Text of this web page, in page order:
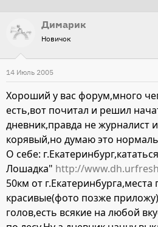
о
т
е
ы
а
н
а
л
а
Димарик
Новичок
14 Июль 2005
Хороший у вас форум,много
есть,вот почитал и решил
дневник,правда не журналист
корявый,но думаю это
О себе:
Лошадка" http://
50км от
красивые(фото позже
голов,есть всякие на любой